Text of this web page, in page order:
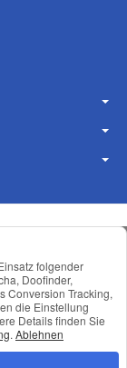
folgender
Doofinder,
Conversion Tracking,
die Einstellung
Details finden Sie
. Ablehnen